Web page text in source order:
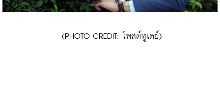
(PHOTO CREDIT: โพสต์ทูเดย์)